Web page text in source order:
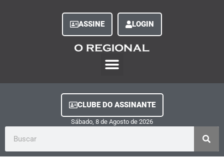
ASSINE LOGIN
CLUBE DO ASSINANTE
Sábado, 8 de Agosto de 2026